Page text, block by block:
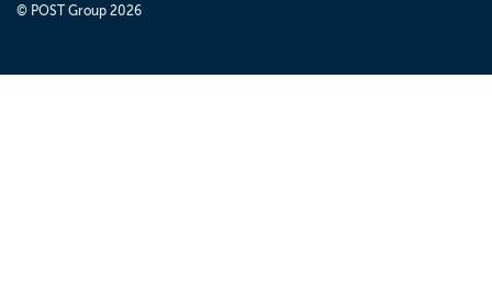
© POST Group 2026